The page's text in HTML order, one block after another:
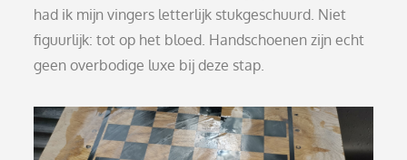
had ik mijn vingers letterlijk stukgeschuurd. Niet
figuurlijk: tot op het bloed. Handschoenen zijn echt
geen overbodige luxe bij deze stap.